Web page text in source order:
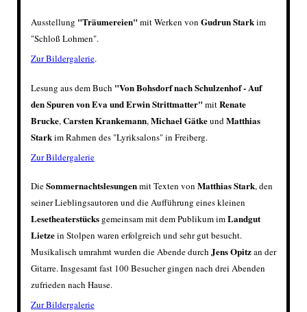
Ausstellung "Träumereien" mit Werken von Gudrun Starkim
"Schloß Lohmen".
Zur Bildergalerie.
Lesung aus dem Buch "Von Bohsdorf nach Schulzenhof - Auf
den Spuren von Eva und Erwin Strittmatter" mitRenate
Brucke,Carsten Krankemann,Michael GätkeundMatthias
Starkim Rahmen des "Lyriksalons" in Freiberg.
Zur Bildergalerie
DieSommernachtslesungenmit Texten von Matthias Stark, den
seiner Lieblingsautoren und die Aufführung eines kleinen
Lesetheaterstücks gemeinsam mit dem PublikumimLandgut
Lietzein Stolpen waren erfolgreich und sehr gut besucht.
Musikalisch umrahmt wurden die Abende durch Jens Opitzan der
Gitarre. Insgesamt fast 100 Besucher gingen nach drei Abenden
zufrieden nach Hause.
Zur Bildergalerie